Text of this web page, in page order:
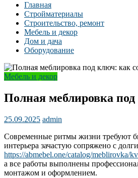
Главная
Стройматериалы
Строительство, ремонт
Мебель и декор
Дом и дача
Оборудование
Мебель и декор
Полная меблировка
25.09.2025 admin
Современные ритмы жизни требуют
интерьера зачастую сопряжено с
https://abmebel.one/catalog/meblirovka/
а все работы выполнены
монтажом и оформлением.